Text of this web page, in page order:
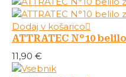
Dodaj v košarico
ATTRATEC N°10
11,90 €